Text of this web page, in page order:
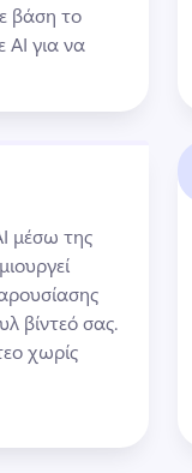
βάση το
AI για να
μέσω της
χωρίς